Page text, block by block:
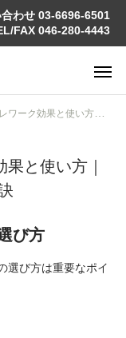
わせ 03-6696-6501
FAX 046-280-4443
方｜効率UP！快適ワーク環境の秘訣
と使い方｜
び方
選び方は重要なポイ